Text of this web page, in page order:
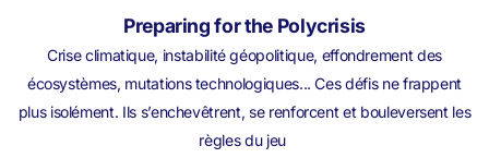
Preparing for the Polycrisis
Crise climatique, instabilité géopolitique, effondrement des
écosystèmes, mutations technologiques... Ces défis ne frappent
plus isolément. Ils s’enchevêtrent, se renforcent et bouleversent les
règles du jeu